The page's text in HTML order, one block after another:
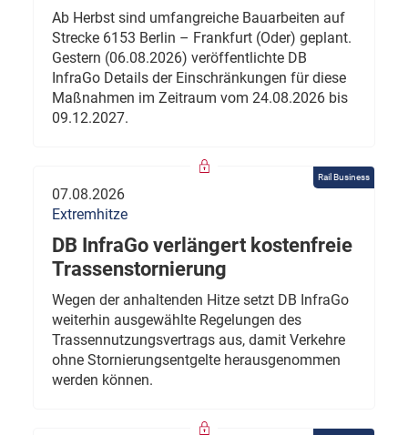
Ab Herbst sind umfangreiche Bauarbeiten auf
Strecke 6153 Berlin – Frankfurt (Oder) geplant.
Gestern (06.08.2026) veröffentlichte DB
InfraGo Details der Einschränkungen für diese
Maßnahmen im Zeitraum vom 24.08.2026 bis
09.12.2027.
Rail Business
07.08.2026
Extremhitze
DB InfraGo verlängert kostenfreie
Trassenstornierung
Wegen der anhaltenden Hitze setzt DB InfraGo
weiterhin ausgewählte Regelungen des
Trassennutzungsvertrags aus, damit Verkehre
ohne Stornierungsentgelte herausgenommen
werden können.